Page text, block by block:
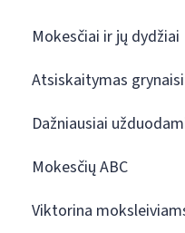
Mokesčiai ir jų dydžiai
Atsiskaitymas
Dažniausiai
Mokesčių ABC
Viktorina